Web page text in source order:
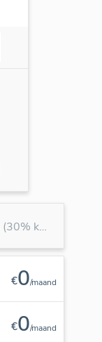
(30% korting)
€0/maand
€0/maand